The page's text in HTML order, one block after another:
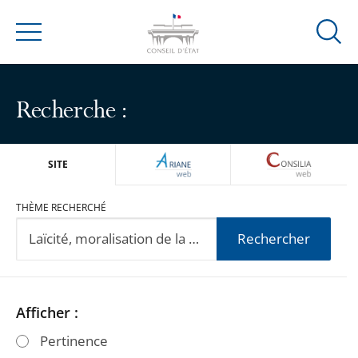
Menu
Ouvrir
Recherche :
SITE ARIANEWEB
THÈME RECHERCHÉ
Rechercher
Passer
les
Passer
les
Afficher :
Pertinence